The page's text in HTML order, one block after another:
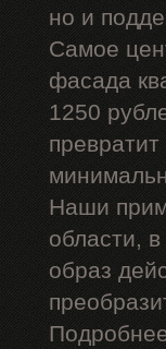
но и
Самое
фасада
1250
Наши
области,
образ